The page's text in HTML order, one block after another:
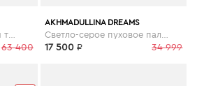
63 400
AKHMADULLINA DREAMS
34 999
17 500 ₽